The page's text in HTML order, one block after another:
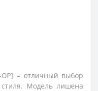
OP] – отличный выбор
стиля. Модель лишена